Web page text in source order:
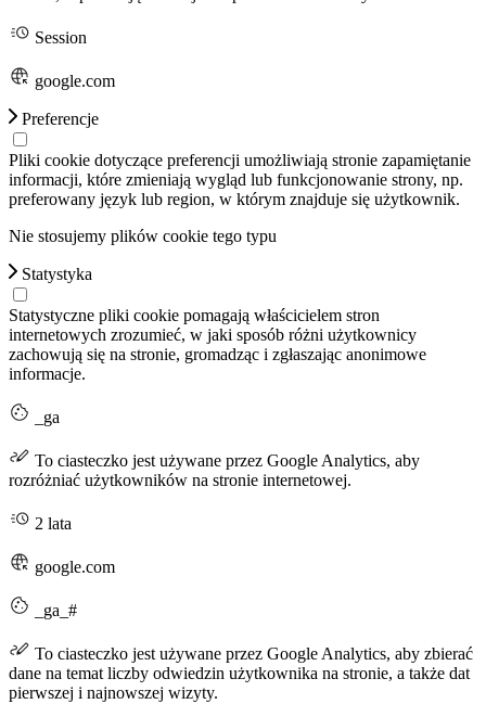
Session
google.com
Preferencje
Pliki cookie dotyczące preferencji umożliwiają stronie zapamiętanie
informacji, które zmieniają wygląd lub funkcjonowanie strony, np.
preferowany język lub region, w którym znajduje się użytkownik.
Nie stosujemy plików cookie tego typu
Statystyka
Statystyczne pliki cookie pomagają właścicielem stron
internetowych zrozumieć, w jaki sposób różni użytkownicy
zachowują się na stronie, gromadząc i zgłaszając anonimowe
informacje.
_ga
To ciasteczko jest używane przez Google Analytics, aby
rozróżniać użytkowników na stronie internetowej.
2 lata
google.com
_ga_#
To ciasteczko jest używane przez Google Analytics, aby zbierać
dane na temat liczby odwiedzin użytkownika na stronie, a także dat
pierwszej i najnowszej wizyty.